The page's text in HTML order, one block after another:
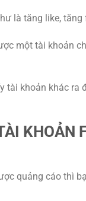
là tăng like, tăng
một tài khoản
tài khoản khác ra
KHOẢN
quảng cáo thì